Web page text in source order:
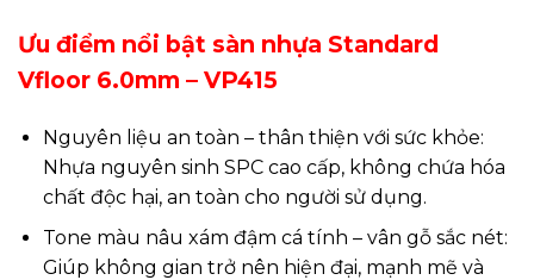
Ưu điểm nổi bật sàn nhựa Standard
Vfloor 6.0mm – VP415
Nguyên liệu an toàn – thân thiện với sức khỏe:
Nhựa nguyên sinh SPC cao cấp, không chứa hóa
chất độc hại, an toàn cho người sử dụng.
Tone màu nâu xám đậm cá tính – vân gỗ sắc nét:
Giúp không gian trở nên hiện đại, mạnh mẽ và